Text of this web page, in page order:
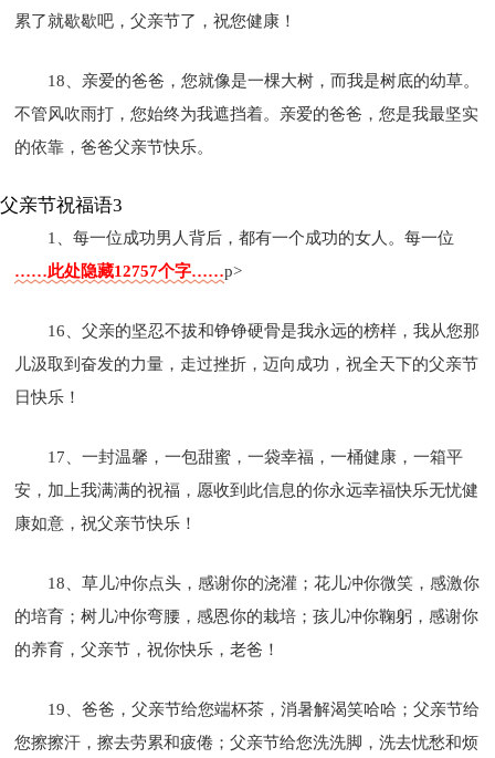
累了就歇歇吧，父亲节了，祝您健康！
18、亲爱的爸爸，您就像是一棵大树，而我是树底的幼草。
不管风吹雨打，您始终为我遮挡着。亲爱的爸爸，您是我最坚实
的依靠，爸爸父亲节快乐。
父亲节祝福语3
1、每一位成功男人背后，都有一个成功的女人。每一位
……此处隐藏12757个字……p>
16、父亲的坚忍不拔和铮铮硬骨是我永远的榜样，我从您那
儿汲取到奋发的力量，走过挫折，迈向成功，祝全天下的父亲节
日快乐！
17、一封温馨，一包甜蜜，一袋幸福，一桶健康，一箱平
安，加上我满满的祝福，愿收到此信息的你永远幸福快乐无忧健
康如意，祝父亲节快乐！
18、草儿冲你点头，感谢你的浇灌；花儿冲你微笑，感激你
的培育；树儿冲你弯腰，感恩你的栽培；孩儿冲你鞠躬，感谢你
的养育，父亲节，祝你快乐，老爸！
19、爸爸，父亲节给您端杯茶，消暑解渴笑哈哈；父亲节给
您擦擦汗，擦去劳累和疲倦；父亲节给您洗洗脚，洗去忧愁和烦